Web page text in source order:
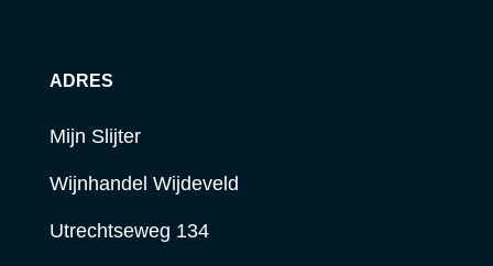
ADRES
Mijn Slijter
Wijnhandel Wijdeveld
Utrechtseweg 134